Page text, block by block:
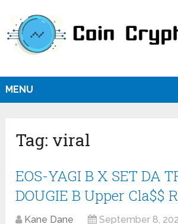
MENU
Tag: viral
EOS-YAGI B X SET DA
DOUGIE B Upper Cla$$
Kane Dane September 8,